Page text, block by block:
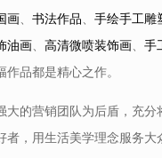
画、 书法作品、 手绘手工雕
油画、 高清微喷装饰画、 手
品都是精心之作。
的营销团队为后盾，充分
，用生活美学理念服务大